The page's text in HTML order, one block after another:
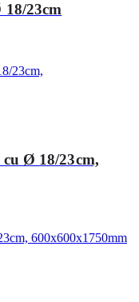
23cm
Ø 18/23cm,